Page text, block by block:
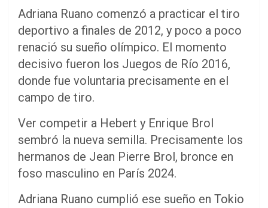
Adriana Ruano comenzó a practicar el tiro
deportivo a finales de 2012, y poco a poco
renació su sueño olímpico. El momento
decisivo fueron los Juegos de Río 2016,
donde fue voluntaria precisamente en el
campo de tiro.
Ver competir a Hebert y Enrique Brol
sembró la nueva semilla. Precisamente los
hermanos de Jean Pierre Brol, bronce en
foso masculino en París 2024.
Adriana Ruano cumplió ese sueño en Tokio